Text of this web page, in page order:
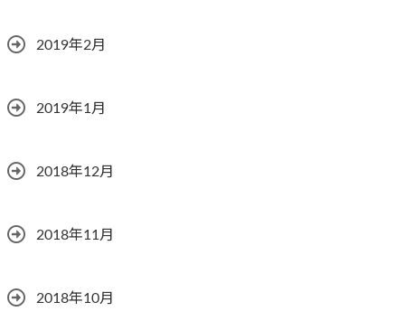
2019年2月
2019年1月
2018年12月
2018年11月
2018年10月